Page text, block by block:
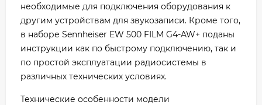
необходимые для подключения оборудования к
другим устройствам для звукозаписи. Кроме того,
в наборе Sennheiser EW 500 FILM G4-AW+ поданы
инструкции как по быстрому подключению, так и
по простой эксплуатации радиосистемы в
различных технических условиях.
Технические особенности модели